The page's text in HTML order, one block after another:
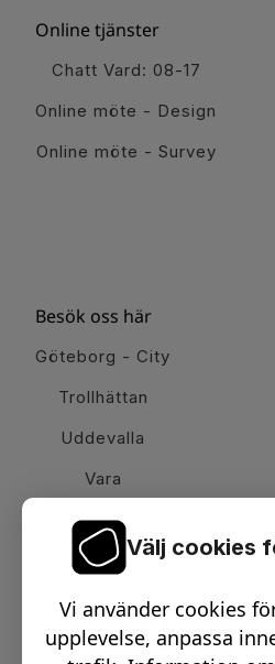
Online tjänster
Chatt Vard: 08-17
Online möte - Design
Online möte - Survey
Besök oss här
Göteborg - City
Trollhättan
Uddevalla
Vara
Email:
Välj cookies
Vi använder cookies
upplevelse, anpassa